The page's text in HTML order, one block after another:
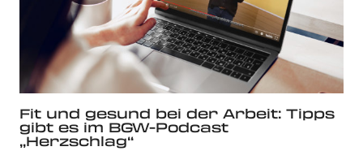
Fit und gesund bei der Arbeit: Tipps
gibt es im BGW-Podcast
„Herzschlag“